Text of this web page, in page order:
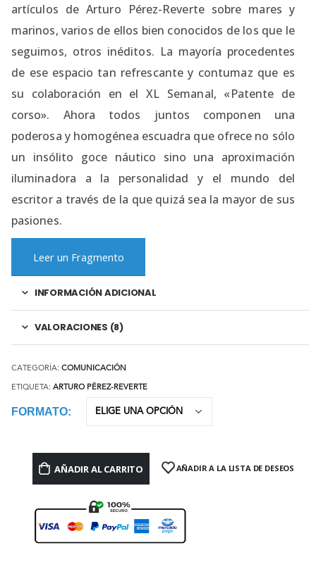
artículos de Arturo Pérez-Reverte sobre mares y
marinos, varios de ellos bien conocidos de los que le
seguimos, otros inéditos. La mayoría procedentes
de ese espacio tan refrescante y contumaz que es
su colaboración en el XL Semanal, «Patente de
corso». Ahora todos juntos componen una
poderosa y homogénea escuadra que ofrece no sólo
un insólito goce náutico sino una aproximación
iluminadora a la personalidad y el mundo del
escritor a través de la que quizá sea la mayor de sus
pasiones.
Leer un Fragmento
INFORMACIÓN ADICIONAL
VALORACIONES (8)
CATEGORÍA: COMUNICACIÓN
ETIQUETA: ARTURO PÉREZ-REVERTE
FORMATO
AÑADIR AL CARRITO AÑADIR A LA LISTA DE DESEOS